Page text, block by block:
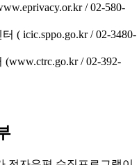
/ 02-580-
( icic.sppo.go.kr / 02-3480-
/ 02-392-